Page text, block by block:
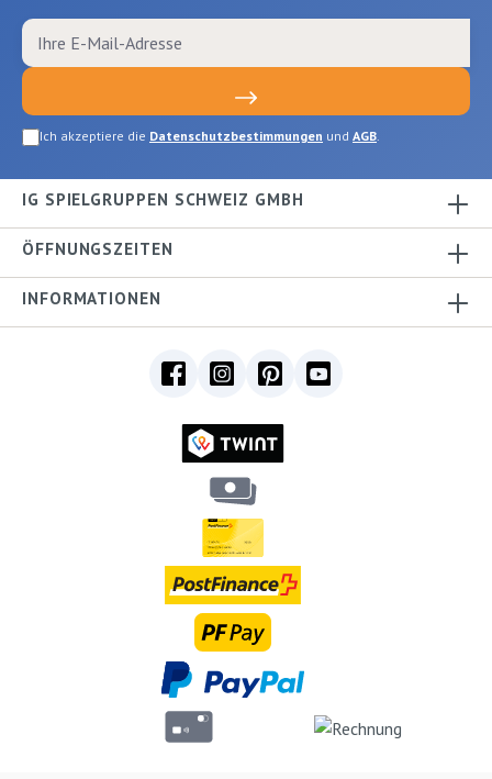
Ich akzeptiere die Datenschutzbestimmungen und AGB.
IG SPIELGRUPPEN SCHWEIZ GMBH
ÖFFNUNGSZEITEN
INFORMATIONEN